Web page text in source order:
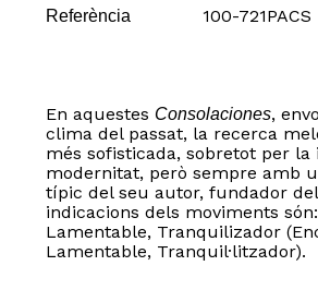
Referència 100-721PACS
En aquestes Consolaciones,
clima del passat, la recerca
més sofisticada, sobretot per la
modernitat, però sempre amb
típic del seu autor, fundador
indicacions dels moviments
Lamentable, Tranquilizador
Lamentable, Tranquil·litzador).